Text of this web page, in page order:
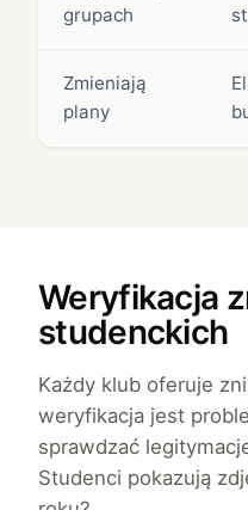
grupach
Zmieniają
plany
Weryfikacja
studenckich
Każdy klub oferuje
weryfikacja jest
sprawdzać
Studenci pokazują